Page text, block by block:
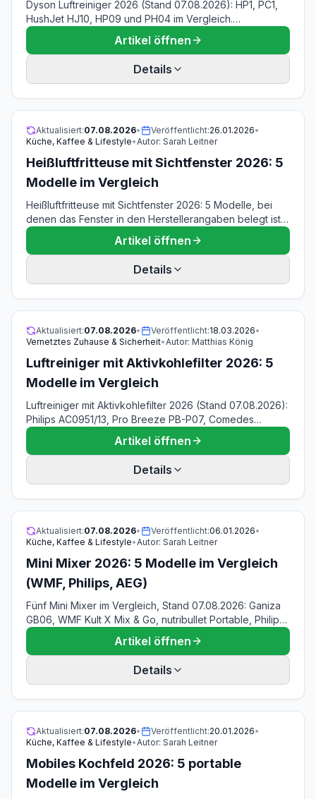
Dyson Luftreiniger 2026 (Stand 07.08.2026): HP1, PC1,
HushJet HJ10, HP09 und PH04 im Vergleich.
Modellkürzel entschlüsselt, Filterkosten gerechnet,
Schallpegel je Stufe.Artikel öffnen
Details
Aktualisiert:07.08.2026• Veröffentlicht:26.01.2026•
Küche, Kaffee & Lifestyle•Autor: Sarah Leitner
Heißluftfritteuse mit Sichtfenster 2026: 5
Modelle im Vergleich
Heißluftfritteuse mit Sichtfenster 2026: 5 Modelle, bei
denen das Fenster in den Herstellerangaben belegt ist
— Philips 2000 Serie, Cosori Clear Blaze,
ROMMELSBACHER FRH 1700, Grundig FRY 7320 und
Tefal Easy Fry XL Surface. Stand 07.08.2026.
Artikel öffnen
Details
Aktualisiert:07.08.2026• Veröffentlicht:18.03.2026•
Vernetztes Zuhause & Sicherheit•Autor: Matthias König
Luftreiniger mit Aktivkohlefilter 2026: 5
Modelle im Vergleich
Luftreiniger mit Aktivkohlefilter 2026 (Stand 07.08.2026):
Philips AC0951/13, Pro Breeze PB-P07, Comedes
Lavaero 280, BLUEAIR 511i Max und HYCHIKA R0007EU.
Filterkosten über fünf Jahre gerechnet, CADR-Angaben
eingeordnet.
Artikel öffnen
Details
Aktualisiert:07.08.2026• Veröffentlicht:06.01.2026•
Küche, Kaffee & Lifestyle•Autor: Sarah Leitner
Mini Mixer 2026: 5 Modelle im Vergleich
(WMF, Philips, AEG)
Fünf Mini Mixer im Vergleich, Stand 07.08.2026: Ganiza
GB06, WMF Kult X Mix & Go, nutribullet Portable, Philips
Blend & Go 3000 und AEG SB4-1-4ST — mit Daten zu
Wattzahl, Becheranzahl, Spülmaschinenfreigabe und
Eis-Eignung.
Artikel öffnen
Details
Aktualisiert:07.08.2026• Veröffentlicht:20.01.2026•
Küche, Kaffee & Lifestyle•Autor: Sarah Leitner
Mobiles Kochfeld 2026: 5 portable
Modelle im Vergleich